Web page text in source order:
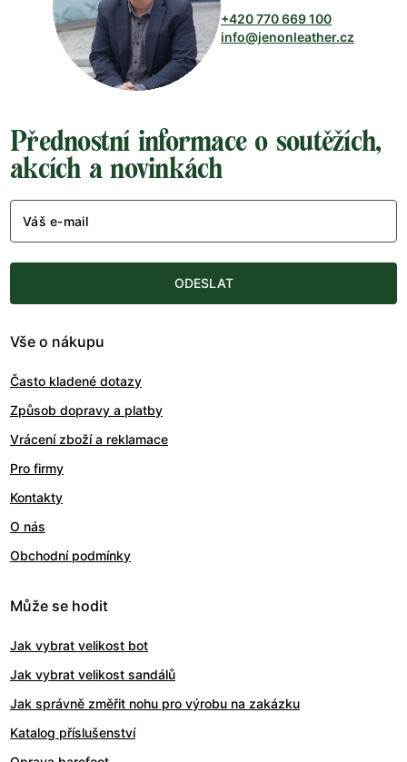
+420 770 669 100
info@jenonleather.cz
Přednostní informace o soutěžích,
akcích a novinkách
Váš e-mail
ODESLAT
Vše o nákupu
Často kladené dotazy
Způsob dopravy a platby
Vrácení zboží a reklamace
Pro firmy
Kontakty
O nás
Obchodní podmínky
Může se hodit
Jak vybrat velikost bot
Jak vybrat velikost sandálů
Jak správně změřit nohu pro výrobu na zakázku
Katalog příslušenství